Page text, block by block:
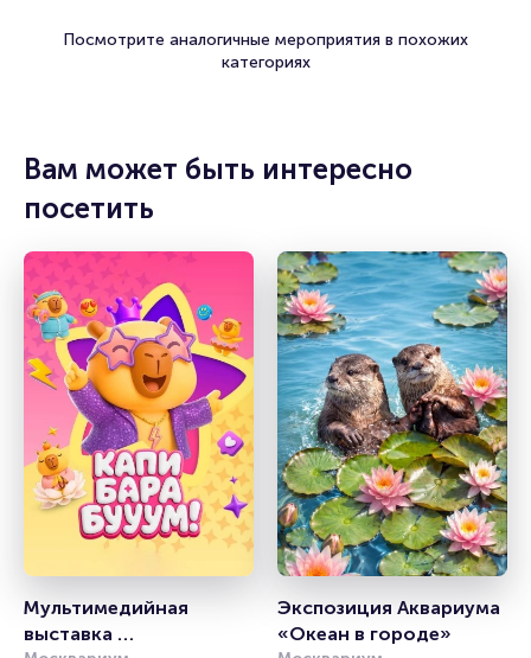
Посмотрите аналогичные мероприятия в похожих
категориях
Вам может быть интересно
посетить
Мультимедийная
выставка
Экспозиция Аквариума